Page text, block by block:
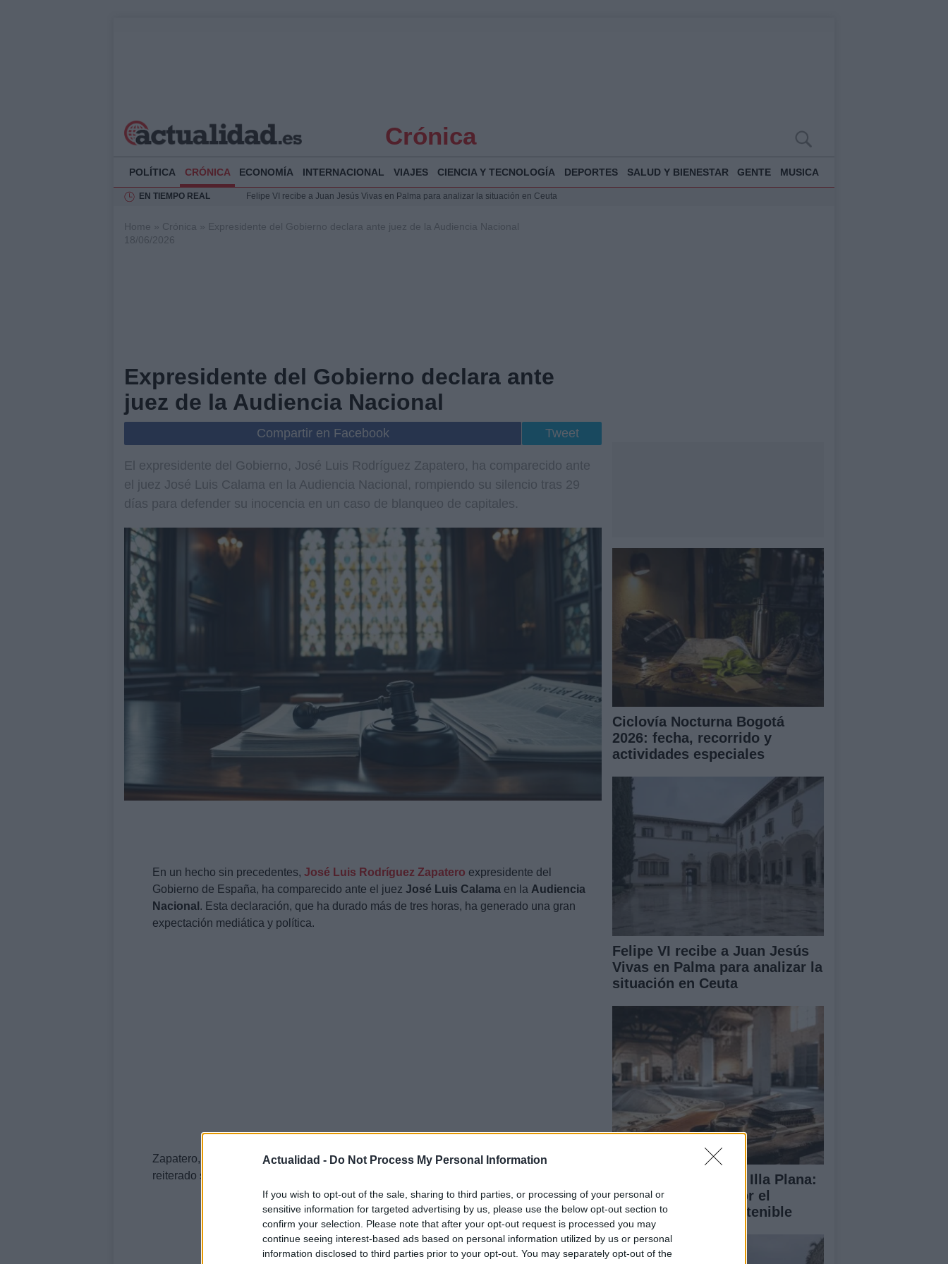
Actualidad - Do Not Process My Personal Information
If you wish to opt-out of the sale, sharing to third parties, or processing of your personal or
sensitive information for targeted advertising by us, please use the below opt-out section to
confirm your selection. Please note that after your opt-out request is processed you may
continue seeing interest-based ads based on personal information utilized by us or personal
information disclosed to third parties prior to your opt-out. You may separately opt-out of the
Crónica
POLÍTICA CRÓNICA ECONOMÍA INTERNACIONAL VIAJES CIENCIA Y TECNOLOGÍA DEPORTES SALUD Y BIENESTAR GENTE MUSICA
EN TIEMPO REAL
Felipe VI recibe a Juan Jesús Vivas en Palma para analizar la situación en Ceuta
Impacto económico y humanitario en Ceuta tras la llegada masiva de migrantes
Home » Crónica » Expresidente del Gobierno declara ante juez de la Audiencia Nacional
18/06/2026
Expresidente del Gobierno declara ante
juez de la Audiencia Nacional
Compartir en Facebook Tweet
El expresidente del Gobierno, José Luis Rodríguez Zapatero, ha comparecido ante
el juez José Luis Calama en la Audiencia Nacional, rompiendo su silencio tras 29
días para defender su inocencia en un caso de blanqueo de capitales.
En un hecho sin precedentes, José Luis Rodríguez Zapatero expresidente del
Gobierno de España, ha comparecido ante el juez José Luis Calama en la Audiencia
Nacional . Esta declaración, que ha durado más de tres horas, ha generado una gran
expectación mediática y política.
Zapatero, quien ha optado por un comunicado en lugar de una rueda de prensa, ha
reiterado su
Ciclovía Nocturna Bogotá
2026: fecha, recorrido y
actividades especiales
Felipe VI recibe a Juan Jesús
Vivas en Palma para analizar la
situación en Ceuta
Rehabilitación de la Illa Plana:
Menorca apuesta por el
deporte náutico sostenible